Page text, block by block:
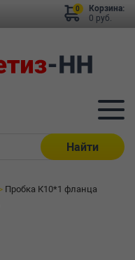
Корзина:
0 руб.
0
Найти
Пробка К10*1 фланца